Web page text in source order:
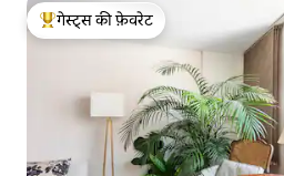
गेस्ट्स का टॉप फ़ेवरेट
गेस्ट्स की फ़ेवरेट